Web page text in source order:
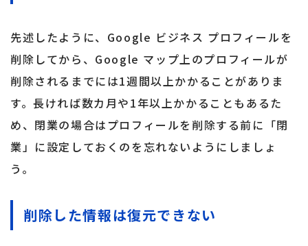
先述したように、Google ビジネス プロフィールを
削除してから、Google マップ上のプロフィールが
削除されるまでには1週間以上かかることがありま
す。長ければ数カ月や1年以上かかることもあるた
め、閉業の場合はプロフィールを削除する前に「閉
業」に設定しておくのを忘れないようにしましょ
う。
削除した情報は復元できない